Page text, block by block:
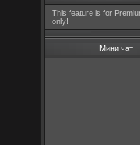
This feature is for
only!
Мини чат